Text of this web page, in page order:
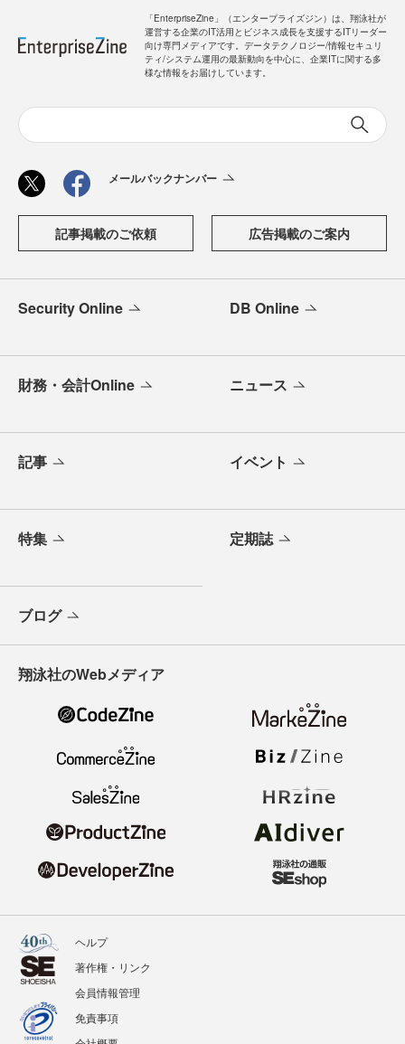
「EnterpriseZine」（エンタープライズジン）は、翔泳社が
運営する企業のIT活用とビジネス成長を支援するITリーダー
向け専門メディアです。データテクノロジー/情報セキュリ
ティ/システム運用の最新動向を中心に、企業ITに関する多
様な情報をお届けしています。
メールバックナンバー
記事掲載のご依頼 広告掲載のご案内
Security Online DB Online
財務・会計Online ニュース
記事 イベント
特集 定期誌
ブログ
翔泳社のWebメディア
ヘルプ
著作権・リンク
会員情報管理
免責事項